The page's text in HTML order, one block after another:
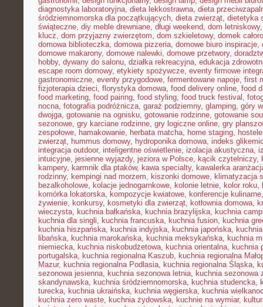
diagnostyka laboratoryjna, dieta lekkostrawna, dieta
śródziemnomorska dla początkujących, dieta zwierząt, dietetyka
świąteczne, diy meble drewniane, długi weekend, dom letniskowy
klucz, dom przyjazny zwierzętom, dom szkieletowy, domek
domowa biblioteczka, domowa pizzeria, domowe biuro inspiracje,
domowe makarony, domowe nalewki, domowe przetwory,
hobby, dywany do salonu, działka rekreacyjna, edukacja
escape room domowy, etykiety spożywcze, eventy firmowe
gastronomiczne, eventy przygodowe, fermentowane napoje, first
fizjoterapia dzieci, florystyka domowa, food delivery online, food
food marketing, food pairing, food styling, food truck festival ,
nocna, fotografia podróżnicza, garaż podziemny, glamping, góry
dwojga, gotowanie na ognisku, gotowanie rodzinne, gotowanie
sezonowe, gry karciane rodzinne, gry logiczne online, gry
zespołowe, hamakowanie, herbata matcha, home staging,
zwierząt, hummus domowy, hydroponika domowa, indeks
integracja outdoor, inteligentne oświetlenie, izolacja akustyczna,
intuicyjne, jesienne wyjazdy, jeziora w Polsce, kącik czytelniczy,
kampery, karmnik dla ptaków, kawa specialty, kawalerka
rodzinny, kempingi nad morzem, kiszonki domowe, klimatyzacja
bezalkoholowe, kolacje jednogarnkowe, kolonie letnie, kolor roku,
komórka lokatorska, kompozycje kwiatowe, konferencje kulinarne
żywienie, konkursy, kosmetyki dla zwierząt, kotłownia domowa,
wieczysta, kuchnia bałkańska, kuchnia brazylijska, kuchnia
kuchnia dla singli, kuchnia francuska, kuchnia fusion, kuchnia
kuchnia hiszpańska, kuchnia indyjska, kuchnia japońska,
libańska, kuchnia marokańska, kuchnia meksykańska, kuchnia
niemiecka, kuchnia niskobudżetowa, kuchnia orientalna, kuchnia
portugalska, kuchnia regionalna Kaszub, kuchnia regionalna
Mazur, kuchnia regionalna Podlasia, kuchnia regionalna Śląska,
sezonowa jesienna, kuchnia sezonowa letnia, kuchnia sezonowa
skandynawska, kuchnia śródziemnomorska, kuchnia studencka,
turecka, kuchnia ukraińska, kuchnia węgierska, kuchnia
kuchnia zero waste, kuchnia żydowska, kuchnie na wymiar,